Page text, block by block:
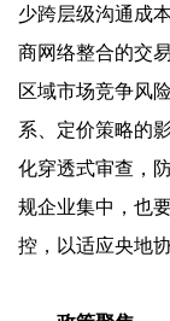
少跨层级沟通成
商网络整合的交
区域市场竞争风
系、定价策略的
化穿透式审查，
规企业集中，也
控，以适应央地